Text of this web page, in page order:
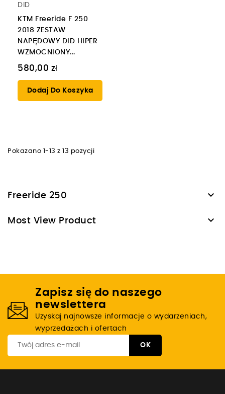
DID
KTM Freeride F 250
2018 ZESTAW
NAPĘDOWY DID HIPER
WZMOCNIONY...
580,00 zł
Dodaj Do Koszyka
Pokazano 1-13 z 13 pozycji
Freeride 250 
Most View Product 
Zapisz się do naszego
newslettera
Uzyskaj najnowsze informacje o wydarzeniach,
wyprzedażach i ofertach